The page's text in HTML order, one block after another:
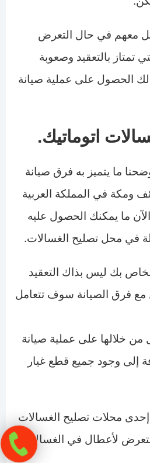
معهم في حال التعرض
تمتاز بالتعقيد وصعوبة
لك الحصول على عملية صيانة
اتوماتيك.
ما يتميز به فرق صيانة
ومكة في المملكة العربية
ما يمكنك الحصول عليه
في محل تصليح الغسالات.
بك ليس بذاك التعقيد
مع فرق الصيانة سوف تتعامل
خلالها على عملية صيانة
إلى وجود جميع قطع غيار
إحدى محلات تصليح الغسالات
لأعطال في الغسالات